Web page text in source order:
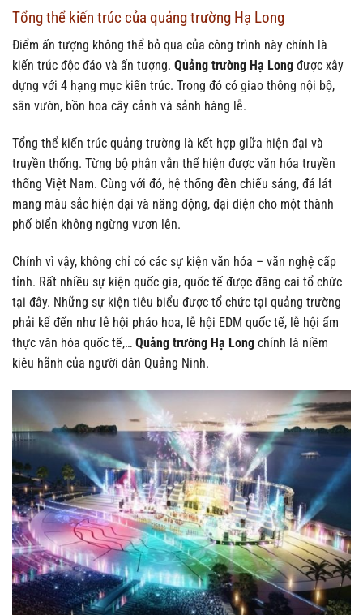
Tổng thể kiến trúc của quảng trường Hạ Long
Điểm ấn tượng không thể bỏ qua của công trình này chính là
kiến trúc độc đáo và ấn tượng. Quảng trường Hạ Long được xây
dựng với 4 hạng mục kiến trúc. Trong đó có giao thông nội bộ,
sân vườn, bồn hoa cây cảnh và sảnh hàng lễ.
Tổng thể kiến trúc quảng trường là kết hợp giữa hiện đại và
truyền thống. Từng bộ phận vẫn thể hiện được văn hóa truyền
thống Việt Nam. Cùng với đó, hệ thống đèn chiếu sáng, đá lát
mang màu sắc hiện đại và năng động, đại diện cho một thành
phố biển không ngừng vươn lên.
Chính vì vậy, không chỉ có các sự kiện văn hóa – văn nghệ cấp
tỉnh. Rất nhiều sự kiện quốc gia, quốc tế được đăng cai tổ chức
tại đây. Những sự kiện tiêu biểu được tổ chức tại quảng trường
phải kể đến như lễ hội pháo hoa, lễ hội EDM quốc tế, lễ hội ẩm
thực văn hóa quốc tế,… Quảng trường Hạ Long chính là niềm
kiêu hãnh của người dân Quảng Ninh.